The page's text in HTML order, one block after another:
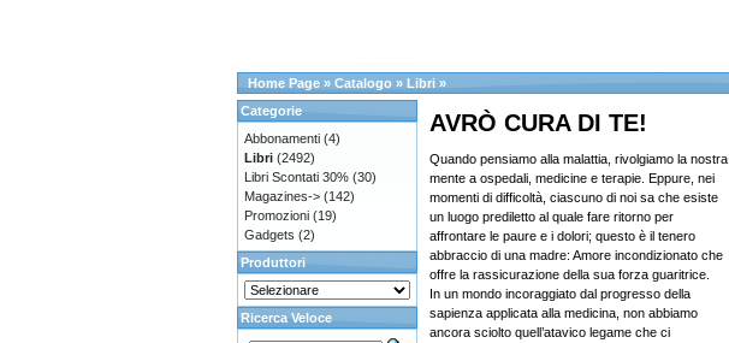
Home Page » Catalogo » Libri »
AVRÒ CURA DI TE!
Quando pensiamo alla malattia, rivolgiamo la nostra
mente a ospedali, medicine e terapie. Eppure, nei
momenti di difficoltà, ciascuno di noi sa che esiste
un luogo prediletto al quale fare ritorno per
affrontare le paure e i dolori; questo è il tenero
abbraccio di una madre: Amore incondizionato che
offre la rassicurazione della sua forza guaritrice.
In un mondo incoraggiato dal progresso della
sapienza applicata alla medicina, non abbiamo
ancora sciolto quell’atavico legame che ci
Categorie
Abbonamenti (4)
Libri (2492)
Libri Scontati 30% (30)
Magazines-> (142)
Promozioni (19)
Gadgets (2)
Produttori
Ricerca Veloce